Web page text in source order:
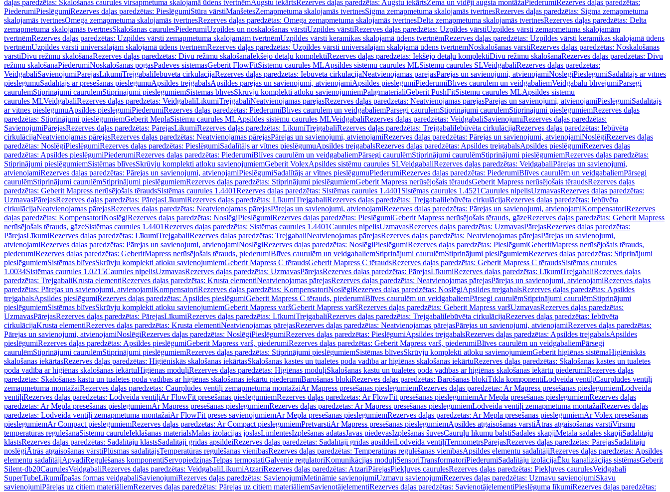
daļas paredzētas: Skalošanas caurules virsapmetuma skalojamā ūdens tvertnēmAugstu iekārtsRezerves daļas paredzētas: Augstu iekārtsZema un vidēji augsta montāžaPiederumiRezerves daļas paredzētas:
PiederumiPieslēgumiRezerves daļas paredzētas: PieslēgumiStūra vārstiManšetesZemapmetuma skalojamās tvertnesSigma zemapmetuma skalojamās tvertnesRezerves daļas paredzētas: Sigma zemapmetuma
skalojamās tvertnesOmega zemapmetuma skalojamās tvertnesRezerves daļas paredzētas: Omega zemapmetuma skalojamās tvertnesDelta zemapmetuma skalojamās tvertnesRezerves daļas paredzētas: Delta
zemapmetuma skalojamās tvertnesSkalošanas caurulesPiederumiUzpildes un noskalošanas vārstiUzpildes vārstiRezerves daļas paredzētas: Uzpildes vārstiUzpildes vārsti zemapmetuma skalojamām
tvertnēmRezerves daļas paredzētas: Uzpildes vārsti zemapmetuma skalojamām tvertnēmUzpildes vārsti keramikas skalojamā ūdens tvertnēmRezerves daļas paredzētas: Uzpildes vārsti keramikas skalojamā ūdens
tvertnēmUzpildes vārsti universālajām skalojamā ūdens tvertnēmRezerves daļas paredzētas: Uzpildes vārsti universālajām skalojamā ūdens tvertnēmNoskalošanas vārstiRezerves daļas paredzētas: Noskalošanas
vārstiDivu režīmu skalošanaRezerves daļas paredzētas: Divu režīmu skalošanaIekšējo detaļu komplektiRezerves daļas paredzētas: Iekšējo detaļu komplektiDivu režīmu skalošanaRezerves daļas paredzētas: Divu
režīmu skalošanaPiederumiNoskalošanas pogasPadeves sistēmasGeberit FlowFitSistēmu caurules MLApsildes sistēmu caurules MLSistēmu caurules SLVeidgabaliRezerves daļas paredzētas:
VeidgabaliSavienojumiPārejasLīkumiTrejgabaliIebūvēta cirkulācijaRezerves daļas paredzētas: Iebūvēta cirkulācijaNeatvienojamas pārejasPārejas un savienojumi, atvienojamiNoslēgiPieslēgumiSadalītājs ar vītnes
pieslēgumuSadalītājs ar presēšanas pieslēgumuApsildes trejgabalsApsildes pārejas un savienojumi, atvienojamiApsildes pieslēgumiPiederumiBlīves caurulēm un veidgabaliemVeidgabalu blīvējumiPārsegi
caurulēmStiprinājumi caurulēmStiprinājumi pieslēgumiemSistēmas blīvesSkrūvju komplekti atloku savienojumiemPalīgmateriāliGeberit PushFitSistēmu caurules MLApsildes sistēmu
caurules MLVeidgabaliRezerves daļas paredzētas: VeidgabaliLīkumiTrejgabaliNeatvienojamas pārejasRezerves daļas paredzētas: Neatvienojamas pārejasPārejas un savienojumi, atvienojamiPieslēgumiSadalītājs
ar vītnes pieslēgumuApsildes pieslēgumiPiederumiRezerves daļas paredzētas: PiederumiBlīves caurulēm un veidgabaliemPārsegi caurulēmStiprinājumi caurulēmStiprinājumi pieslēgumiemRezerves daļas
paredzētas: Stiprinājumi pieslēgumiemGeberit MeplaSistēmu caurules MLApsildes sistēmu caurules MLVeidgabaliRezerves daļas paredzētas: VeidgabaliSavienojumiRezerves daļas paredzētas:
SavienojumiPārejasRezerves daļas paredzētas: PārejasLīkumiRezerves daļas paredzētas: LīkumiTrejgabaliRezerves daļas paredzētas: TrejgabaliIebūvēta cirkulācijaRezerves daļas paredzētas: Iebūvēta
cirkulācijaNeatvienojamas pārejasRezerves daļas paredzētas: Neatvienojamas pārejasPārejas un savienojumi, atvienojamiRezerves daļas paredzētas: Pārejas un savienojumi, atvienojamiNoslēgiRezerves daļas
paredzētas: NoslēgiPieslēgumiRezerves daļas paredzētas: PieslēgumiSadalītājs ar vītnes pieslēgumuApsildes trejgabalsRezerves daļas paredzētas: Apsildes trejgabalsApsildes pieslēgumiRezerves daļas
paredzētas: Apsildes pieslēgumiPiederumiRezerves daļas paredzētas: PiederumiBlīves caurulēm un veidgabaliemPārsegi caurulēmStiprinājumi caurulēmStiprinājumi pieslēgumiemRezerves daļas paredzētas:
Stiprinājumi pieslēgumiemSistēmas blīvesSkrūvju komplekti atloku savienojumiemGeberit VolexApsildes sistēmu caurules SLVeidgabaliRezerves daļas paredzētas: VeidgabaliPārejas un savienojumi,
atvienojamiRezerves daļas paredzētas: Pārejas un savienojumi, atvienojamiPieslēgumiSadalītājs ar vītnes pieslēgumuPiederumiRezerves daļas paredzētas: PiederumiBlīves caurulēm un veidgabaliemPārsegi
caurulēmStiprinājumi caurulēmStiprinājumi pieslēgumiemRezerves daļas paredzētas: Stiprinājumi pieslēgumiemGeberit Mapress nerūsējošais tēraudsGeberit Mapress nerūsējošais tēraudsRezerves daļas
paredzētas: Geberit Mapress nerūsējošais tēraudsSistēmas caurules 1.4401Rezerves daļas paredzētas: Sistēmas caurules 1.4401 Sistēmas caurules 1.4521Caurules nipelisUzmavasRezerves daļas paredzētas:
UzmavasPārejasRezerves daļas paredzētas: PārejasLīkumiRezerves daļas paredzētas: LīkumiTrejgabaliRezerves daļas paredzētas: TrejgabaliIebūvēta cirkulācijaRezerves daļas paredzētas: Iebūvēta
cirkulācijaNeatvienojamas pārejasRezerves daļas paredzētas: Neatvienojamas pārejasPārejas un savienojumi, atvienojamiRezerves daļas paredzētas: Pārejas un savienojumi, atvienojamiKompensatoriRezerves
daļas paredzētas: KompensatoriNoslēgiRezerves daļas paredzētas: NoslēgiPieslēgumiRezerves daļas paredzētas: PieslēgumiGeberit Mapress nerūsējošais tērauds, gāzeRezerves daļas paredzētas: Geberit Mapress
nerūsējošais tērauds, gāzeSistēmas caurules 1.4401Rezerves daļas paredzētas: Sistēmas caurules 1.4401Caurules nipelisUzmavasRezerves daļas paredzētas: UzmavasPārejasRezerves daļas paredzētas:
PārejasLīkumiRezerves daļas paredzētas: LīkumiTrejgabaliRezerves daļas paredzētas: TrejgabaliNeatvienojamas pārejasRezerves daļas paredzētas: Neatvienojamas pārejasPārejas un savienojumi,
atvienojamiRezerves daļas paredzētas: Pārejas un savienojumi, atvienojamiNoslēgiRezerves daļas paredzētas: NoslēgiPieslēgumiRezerves daļas paredzētas: PieslēgumiGeberitMapress nerūsējošais tērauds,
piederumiRezerves daļas paredzētas: GeberitMapress nerūsējošais tērauds, piederumiBlīves caurulēm un veidgabaliemStiprinājumi caurulēmStiprinājumi pieslēgumiemRezerves daļas paredzētas: Stiprinājumi
pieslēgumiemSistēmas blīvesSkrūvju komplekti atloku savienojumiemGeberit Mapress C tēraudsGeberit Mapress C tēraudsRezerves daļas paredzētas: Geberit Mapress C tēraudsSistēmas caurules
1.0034Sistēmas caurules 1.0215Caurules nipelisUzmavasRezerves daļas paredzētas: UzmavasPārejasRezerves daļas paredzētas: PārejasLīkumiRezerves daļas paredzētas: LīkumiTrejgabaliRezerves daļas
paredzētas: TrejgabaliKrusta elementiRezerves daļas paredzētas: Krusta elementiNeatvienojamas pārejasRezerves daļas paredzētas: Neatvienojamas pārejasPārejas un savienojumi, atvienojamiRezerves daļas
paredzētas: Pārejas un savienojumi, atvienojamiKompensatoriRezerves daļas paredzētas: KompensatoriNoslēgiRezerves daļas paredzētas: NoslēgiApsildes trejgabalsRezerves daļas paredzētas: Apsildes
trejgabalsApsildes pieslēgumiRezerves daļas paredzētas: Apsildes pieslēgumiGeberit Mapress C tērauds, piederumiBlīves caurulēm un veidgabaliemPārsegi caurulēmStiprinājumi caurulēmStiprinājumi
pieslēgumiemSistēmas blīvesSkrūvju komplekti atloku savienojumiemGeberit Mapress varšGeberit Mapress varšRezerves daļas paredzētas: Geberit Mapress varšUzmavasRezerves daļas paredzētas:
UzmavasPārejasRezerves daļas paredzētas: PārejasLīkumiRezerves daļas paredzētas: LīkumiTrejgabaliRezerves daļas paredzētas: TrejgabaliIebūvēta cirkulācijaRezerves daļas paredzētas: Iebūvēta
cirkulācijaKrusta elementiRezerves daļas paredzētas: Krusta elementiNeatvienojamas pārejasRezerves daļas paredzētas: Neatvienojamas pārejasPārejas un savienojumi, atvienojamiRezerves daļas paredzētas:
Pārejas un savienojumi, atvienojamiNoslēgiRezerves daļas paredzētas: NoslēgiPieslēgumiRezerves daļas paredzētas: PieslēgumiApsildes trejgabalsRezerves daļas paredzētas: Apsildes trejgabalsApsildes
pieslēgumiRezerves daļas paredzētas: Apsildes pieslēgumiGeberit Mapress varš, piederumiRezerves daļas paredzētas: Geberit Mapress varš, piederumiBlīves caurulēm un veidgabaliemPārsegi
caurulēmStiprinājumi caurulēmStiprinājumi pieslēgumiemRezerves daļas paredzētas: Stiprinājumi pieslēgumiemSistēmas blīvesSkrūvju komplekti atloku savienojumiemGeberit higiēnas sistēmaHigiēniskās
skalošanas iekārtasRezerves daļas paredzētas: Higiēniskās skalošanas iekārtasSkalošanas kastes un tualetes poda vadība ar higiēnas skalošanas iekārtuRezerves daļas paredzētas: Skalošanas kastes un tualetes
poda vadība ar higiēnas skalošanas iekārtuHigiēnas moduļiRezerves daļas paredzētas: Higiēnas moduļiSkalošanas kastu un tualetes poda vadības ar higiēnas skalošanas iekārtu piederumiRezerves daļas
paredzētas: Skalošanas kastu un tualetes poda vadības ar higiēnas skalošanas iekārtu piederumiBarošanas blokiRezerves daļas paredzētas: Barošanas blokiTīkla komponentiLodveida ventiļiCaurplūdes ventiļi
zemapmetuma montāžaiRezerves daļas paredzētas: Caurplūdes ventiļi zemapmetuma montāžaiAr Mapress presēšanas pieslēgumiemRezerves daļas paredzētas: Ar Mapress presēšanas pieslēgumiemLodveida
ventiļiRezerves daļas paredzētas: Lodveida ventiļiAr FlowFit presēšanas pieslēgumiemRezerves daļas paredzētas: Ar FlowFit presēšanas pieslēgumiemAr Mepla presēšanas pieslēgumiemRezerves daļas
paredzētas: Ar Mepla presēšanas pieslēgumiemAr Mapress presēšanas pieslēgumiemRezerves daļas paredzētas: Ar Mapress presēšanas pieslēgumiemLodveida ventiļi zemapmetuma montāžaiRezerves daļas
paredzētas: Lodveida ventiļi zemapmetuma montāžaiAr FlowFit preses savienojumiemAr Mepla presēšanas pieslēgumiemRezerves daļas paredzētas: Ar Mepla presēšanas pieslēgumiemAr Volex presēšanas
pieslēgumiemAr Compact pieslēgumiemRezerves daļas paredzētas: Ar Compact pieslēgumiemPretvārstiAr Mapress presēšanas pieslēgumiemApsildes atgaisošanas vārstiĀtrās atgaisošanas vārstiVirsmu
temperatūras regulēšanaSistēmu cauruleIeklāšanas materiālsMalas izolācijas joslasLīmlentesIzplešanas adatasJavas piedevasIzplešanās šuvesCauruļu līkumu balstiSadales skapjiMetāla sadales skapjiSadalītāju
klāstsRezerves daļas paredzētas: Sadalītāju klāstsSadalītāji grīdas apsildeiRezerves daļas paredzētas: Sadalītāji grīdas apsildeiLodveida ventiļiTermometrsPārejasRezerves daļas paredzētas: PārejasSadalītāju
noslēgiĀtrās atgaisošanas vārstiPlūsmas sadalītājsTemperatūras regulēšanas vienībasRezerves daļas paredzētas: Temperatūras regulēšanas vienībasApsildes elementu sadalītājiRezerves daļas paredzētas: Apsildes
elementu sadalītājiApvadiRegulēšanas komponentiServopiedziņasTelpas termostatiGalvenie regulatoriKomunikācijas moduļiSensoriTransformatoriPiederumiSadalītāju izolācijaĒku kanalizācijas sistēmasGeberit
Silent-db20CaurulesVeidgabaliRezerves daļas paredzētas: VeidgabaliLīkumiAtzariRezerves daļas paredzētas: AtzariPārejasPiekļuves caurulesRezerves daļas paredzētas: Piekļuves caurulesVeidgabali
SuperTubeLīkumiĪpašas formas veidgabaliSavienojumiRezerves daļas paredzētas: SavienojumiMetināmie savienojumiUzmavu savienojumiRezerves daļas paredzētas: Uzmavu savienojumiSkavu
savienojumiPārejas uz citiem materiāliemRezerves daļas paredzētas: Pārejas uz citiem materiāliemSavienotājelementiRezerves daļas paredzētas: SavienotājelementiPieslēguma līkumiRezerves daļas paredzētas: